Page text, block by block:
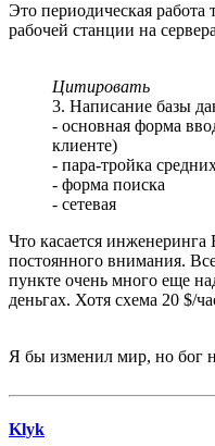
Это периодическая работа
рабочей станции на
Цитировать
3. Написание базы
- основная форма
клиенте)
- пара-тройка
- форма поиска
- сетевая
Что касается инженеринга
постоянного внимания.
пункте очень много еще
деньгах. Хотя схема 20 $/
Я бы изменил мир, но бог
Klyk